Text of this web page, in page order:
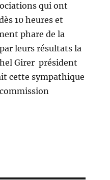
qui ont
10 heures et
phare de la
leurs résultats la
Girer président
cette sympathique